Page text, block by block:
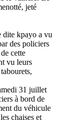
jeté
dite kpayo a vu
des policiers
cette
vu leurs
31 juillet
à bord de
du véhicule
chaises et